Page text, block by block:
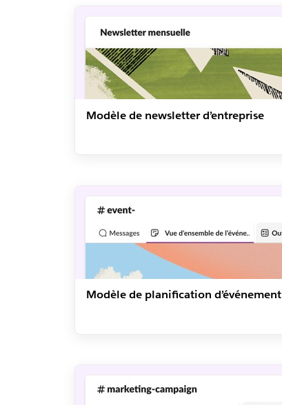
Modèle de newsletter d’entreprise
Modèle de planification d’événement